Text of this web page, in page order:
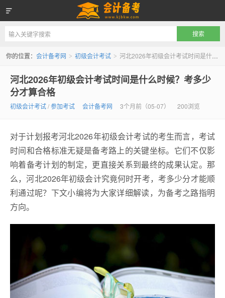
会计备考网
你的位置： 会计备考网 > 初级会计考试 > 河北2026年初级会计考试时间是什么时候？考多少分才算合格
河北2026年初级会计考试时间是什么时候？考多少
分才算合格
初级会计考试/参加考试 会计备考网 3个月前（05-07） 200浏览
对于计划报考河北2026年初级会计考试的考生而言，考试
时间和合格标准无疑是备考路上的关键坐标。它们不仅影
响着备考计划的制定，更直接关系到最终的成果认定。那
么，河北2026年初级会计究竟何时开考，考多少分才能顺
利通过呢？下文小编将为大家详细解读，为备考之路指明
方向。